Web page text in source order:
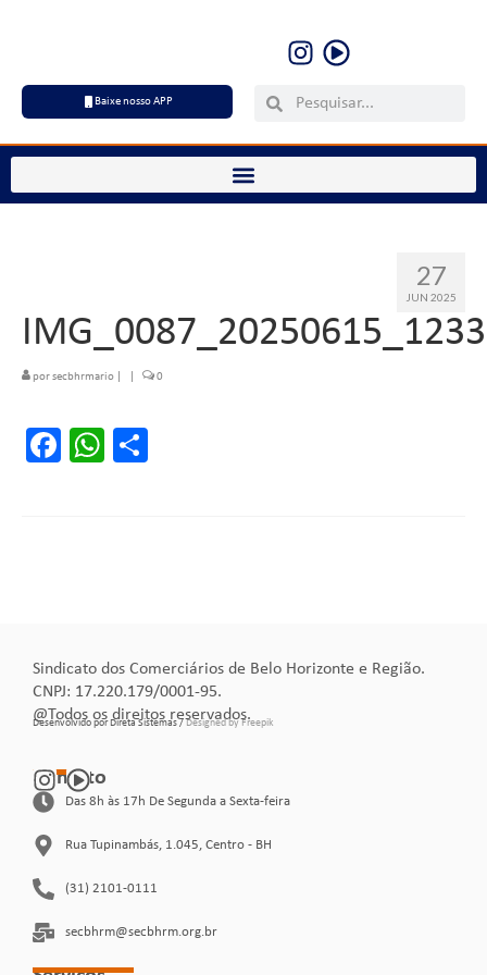
Baixe nosso APP
27
JUN 2025
porsecbhrmario 0
Facebook
WhatsApp
Sindicato dos Comerciários de Belo Horizonte e Região.
CNPJ: 17.220.179/0001-95.
@Todos os direitos reservados.
Desenvolvido por Direta Sistemas /Designed by Freepik
Contato
Das 8h às 17h De Segunda a Sexta-feira
Rua Tupinambás, 1.045, Centro - BH
(31) 2101-0111
secbhrm@secbhrm.org.br